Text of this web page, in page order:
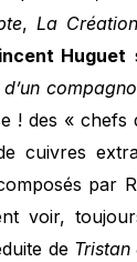
,La Création
Huguet
! des «
cuivres
par
voir,
de Tristan